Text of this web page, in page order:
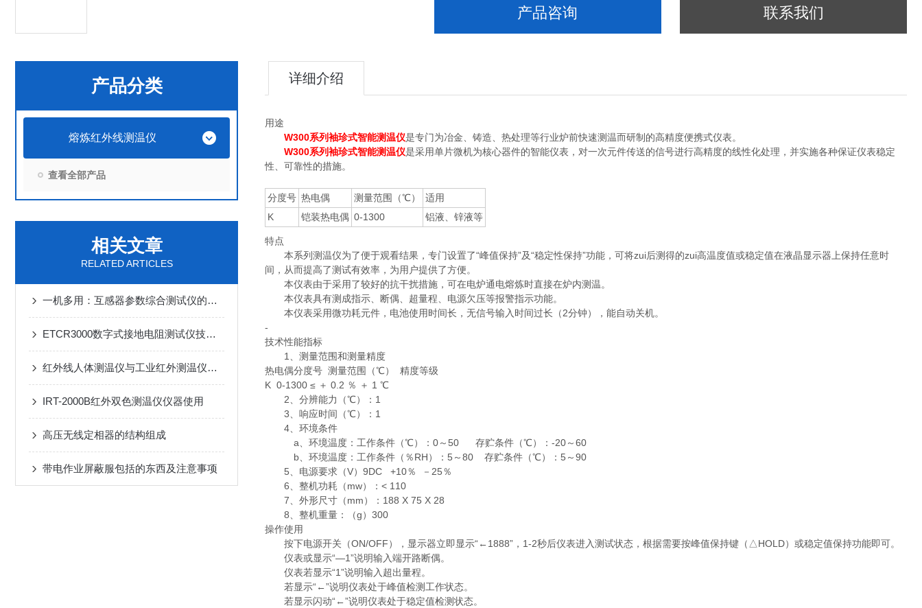
产品咨询 联系我们
产品分类
熔炼红外线测温仪
查看全部产品
相关文章
RELATED ARTICLES
一机多用：互感器参数综合测试仪的CT/PT测试全攻略
ETCR3000数字式接地电阻测试仪技术规格
红外线人体测温仪与工业红外测温仪区别有哪些
IRT-2000B红外双色测温仪仪器使用
高压无线定相器的结构组成
带电作业屏蔽服包括的东西及注意事项
详细介绍
用途
W300系列袖珍式智能测温仪是专门为冶金、铸造、热处理等行业炉前快速测温而研制的高精度便携式仪表。
W300系列袖珍式智能测温仪是采用单片微机为核心器件的智能仪表，对一次元件传送的信号进行高精度的线性化处理，并实施各种保证仪表稳定
性、可靠性的措施。
分度号 热电偶 测量范围（℃）
适用
K
铠装热电偶 0-1300 铝液、锌液等
特点
本系列测温仪为了便于观看结果，专门设置了“峰值保持”及“稳定性保持”功能，可将zui后测得的zui高温度值或稳定值在液晶显示器上保持任意时
间，从而提高了测试有效率，为用户提供了方便。
本仪表由于采用了较好的抗干扰措施，可在电炉通电熔炼时直接在炉内测温。
本仪表具有测成指示、断偶、超量程、电源欠压等报警指示功能。
本仪表采用微功耗元件，电池使用时间长，无信号输入时间过长（2分钟），能自动关机。
-
技术性能指标
1、测量范围和测量精度
热电偶分度号 测量范围（℃） 精度等级
K 0-1300 ≤ ＋ 0.2 ％ ＋ 1 ℃
2、分辨能力（℃）：1
3、响应时间（℃）：1
4、环境条件
a、环境温度：工作条件（℃）：0～50 存贮条件（℃）：-20～60
b、环境温度：工作条件（％RH）：5～80 存贮条件（℃）：5～90
5、电源要求（V）9DC +10％ －25％
6、整机功耗（mw）：< 110
7、外形尺寸（mm）：188 X 75 X 28
8、整机重量：（g）300
操作使用
按下电源开关（ON/OFF），显示器立即显示“←1888”，1-2秒后仪表进入测试状态，根据需要按峰值保持键（△HOLD）或稳定值保持功能即可。
仪表或显示“—1”说明输入端开路断偶。
仪表若显示“1”说明输入超出量程。
若显示“←”说明仪表处于峰值检测工作状态。
若显示闪动“←”说明仪表处于稳定值检测状态。